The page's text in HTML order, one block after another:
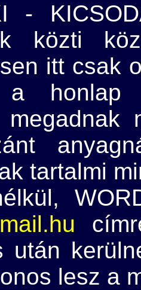
-
közti
itt csak
a
tartalmi
után
lesz a